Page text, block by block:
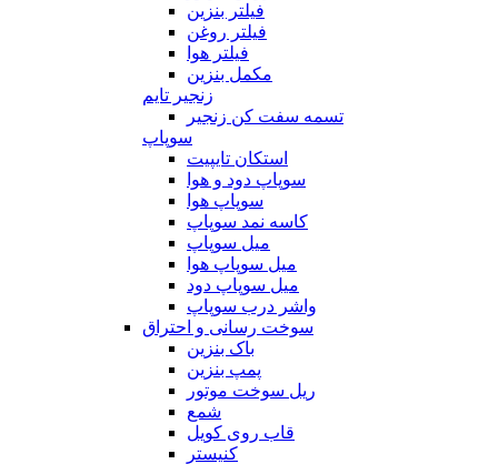
فیلتر بنزین
فیلتر روغن
فیلتر هوا
مکمل بنزین
زنجیر تایم
تسمه سفت کن زنجیر
سوپاپ
استکان تایپیت
سوپاپ دود و هوا
سوپاپ هوا
کاسه نمد سوپاپ
میل سوپاپ
میل سوپاپ هوا
میل سوپاپ دود
واشر درب سوپاپ
سوخت رسانی و احتراق
باک بنزین
پمپ بنزین
ریل سوخت موتور
شمع
قاب روی کویل
کنیستر